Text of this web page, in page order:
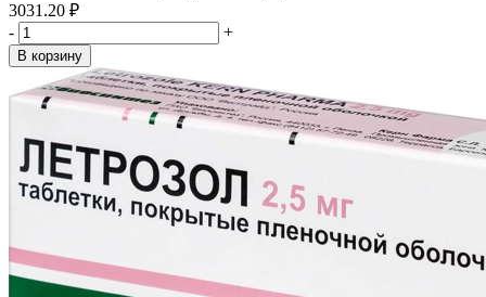
3031.20 ₽
-
+
В корзину